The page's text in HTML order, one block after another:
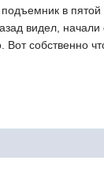
в пятой
видел, начали
Вот собственно